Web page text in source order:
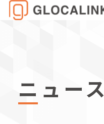
ニュース